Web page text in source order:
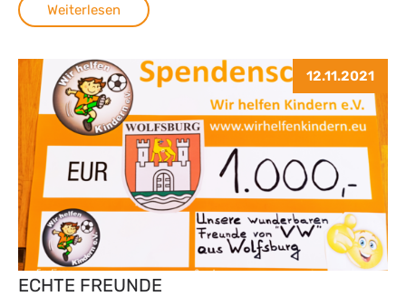
Weiterlesen
12.11.2021
ECHTE FREUNDE